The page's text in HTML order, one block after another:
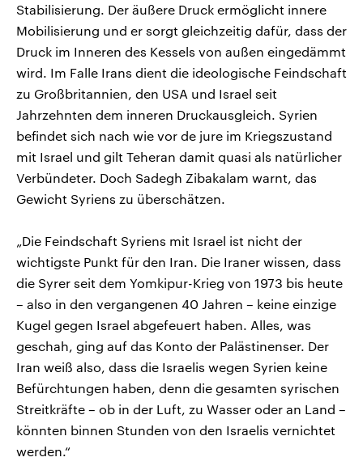
Stabilisierung. Der äußere Druck ermöglicht innere
Mobilisierung und er sorgt gleichzeitig dafür, dass der
Druck im Inneren des Kessels von außen eingedämmt
wird. Im Falle Irans dient die ideologische Feindschaft
zu Großbritannien, den USA und Israel seit
Jahrzehnten dem inneren Druckausgleich. Syrien
befindet sich nach wie vor de jure im Kriegszustand
mit Israel und gilt Teheran damit quasi als natürlicher
Verbündeter. Doch Sadegh Zibakalam warnt, das
Gewicht Syriens zu überschätzen.
„Die Feindschaft Syriens mit Israel ist nicht der
wichtigste Punkt für den Iran. Die Iraner wissen, dass
die Syrer seit dem Yomkipur-Krieg von 1973 bis heute
– also in den vergangenen 40 Jahren – keine einzige
Kugel gegen Israel abgefeuert haben. Alles, was
geschah, ging auf das Konto der Palästinenser. Der
Iran weiß also, dass die Israelis wegen Syrien keine
Befürchtungen haben, denn die gesamten syrischen
Streitkräfte – ob in der Luft, zu Wasser oder an Land –
könnten binnen Stunden von den Israelis vernichtet
werden.“